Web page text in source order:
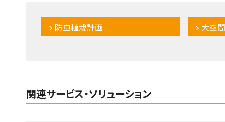
防虫植栽計画 大空
関連サービス・ソリューション